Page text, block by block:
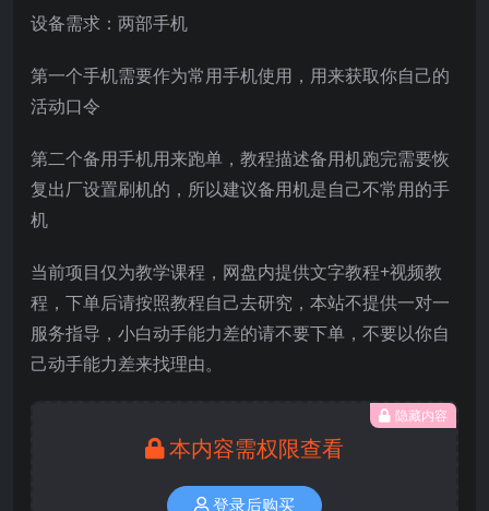
设备需求：两部手机
第一个手机需要作为常用手机使用，用来获取你自己的
活动口令
第二个备用手机用来跑单，教程描述备用机跑完需要恢
复出厂设置刷机的，所以建议备用机是自己不常用的手
机
当前项目仅为教学课程，网盘内提供文字教程+视频教
程，下单后请按照教程自己去研究，本站不提供一对一
服务指导，小白动手能力差的请不要下单，不要以你自
己动手能力差来找理由。
隐藏内容
本内容需权限查看
登录后购买